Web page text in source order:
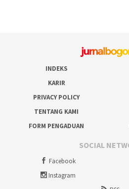
INDEKS
KARIR
PRIVACY POLICY
TENTANG KAMI
FORM PENGADUAN
SOCIAL
Facebook
Instagram